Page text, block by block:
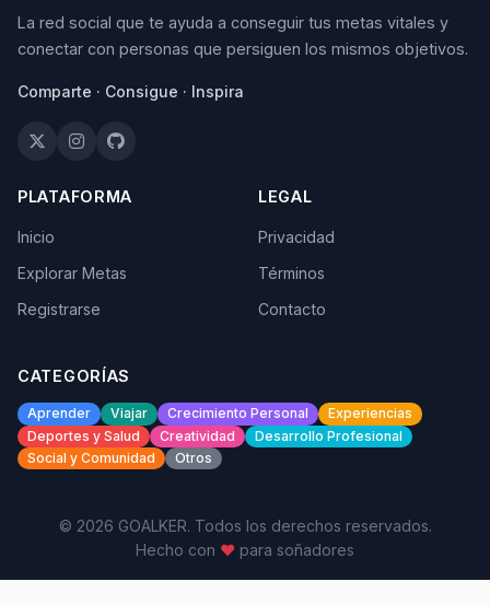
La red social que te ayuda a conseguir tus metas vitales y
conectar con personas que persiguen los mismos objetivos.
Comparte · Consigue · Inspira
PLATAFORMA
Inicio
Explorar Metas
Registrarse
LEGAL
Privacidad
Términos
Contacto
CATEGORÍAS
Aprender Viajar Crecimiento Personal
Experiencias
Deportes y Salud
Creatividad
Desarrollo Profesional
Social y Comunidad
Otros
© 2026 GOALKER. Todos los derechos reservados.
Hecho con ♥ para soñadores